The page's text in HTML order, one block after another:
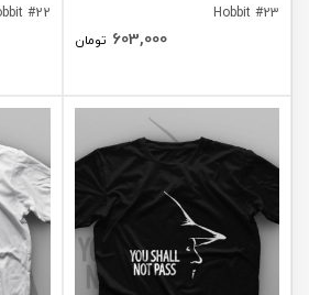
Hobbit #23
603,000 تومان
#22